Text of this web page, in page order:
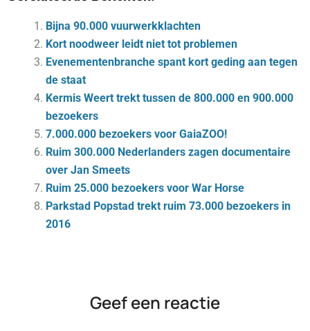
Bijna 90.000 vuurwerkklachten
Kort noodweer leidt niet tot problemen
Evenementenbranche spant kort geding aan tegen
de staat
Kermis Weert trekt tussen de 800.000 en 900.000
bezoekers
7.000.000 bezoekers voor GaiaZOO!
Ruim 300.000 Nederlanders zagen documentaire
over Jan Smeets
Ruim 25.000 bezoekers voor War Horse
Parkstad Popstad trekt ruim 73.000 bezoekers in
2016
Geef een reactie